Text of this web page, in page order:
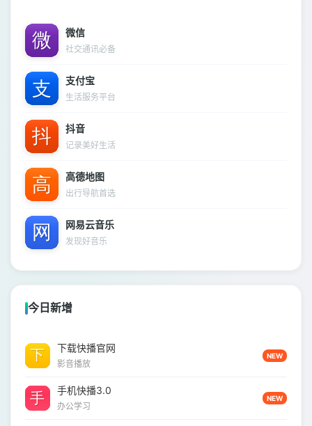
微信
社交通讯必备
支付宝
生活服务平台
抖音
记录美好生活
高德地图
出行导航首选
网易云音乐
发现好音乐
今日新增
下载快播官网
影音播放
NEW
手机快播3.0
办公学习
NEW